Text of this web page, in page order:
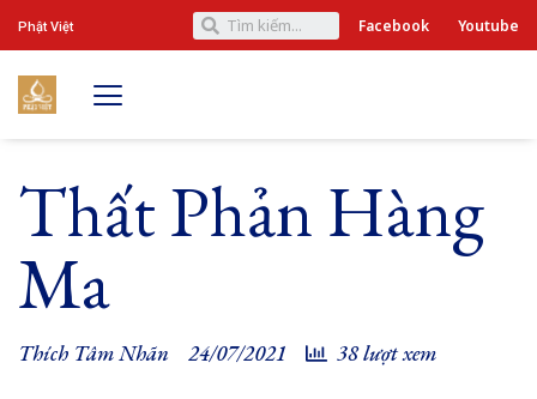
Phật Việt Facebook Youtube
Thất Phản Hàng
Ma
Thích Tâm Nhãn 24/07/2021 38 lượt xem